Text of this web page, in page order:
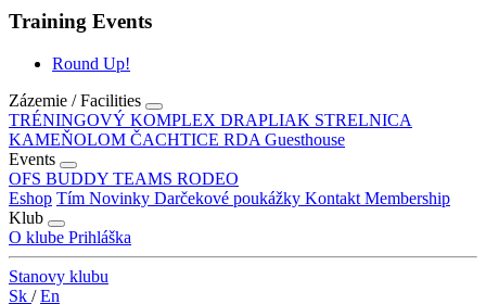
Training Events
Round Up!
Zázemie / Facilities
TRÉNINGOVÝ KOMPLEX DRAPLIAK STRELNICA
KAMEŇOLOM ČACHTICE RDA Guesthouse
Events
OFS BUDDY TEAMS RODEO
Eshop Tím Novinky Darčekové poukážky Kontakt Membership
Klub
O klube Prihláška
Stanovy klubu
Sk /En